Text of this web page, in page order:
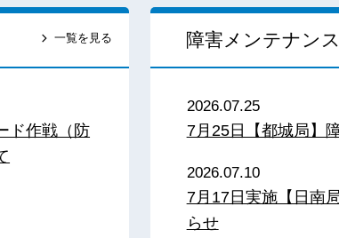
一覧を見る
ド作戦（防
障害メンテナン
2026.07.25
7月25日【都城局】
2026.07.10
7月17日実施【日南
らせ